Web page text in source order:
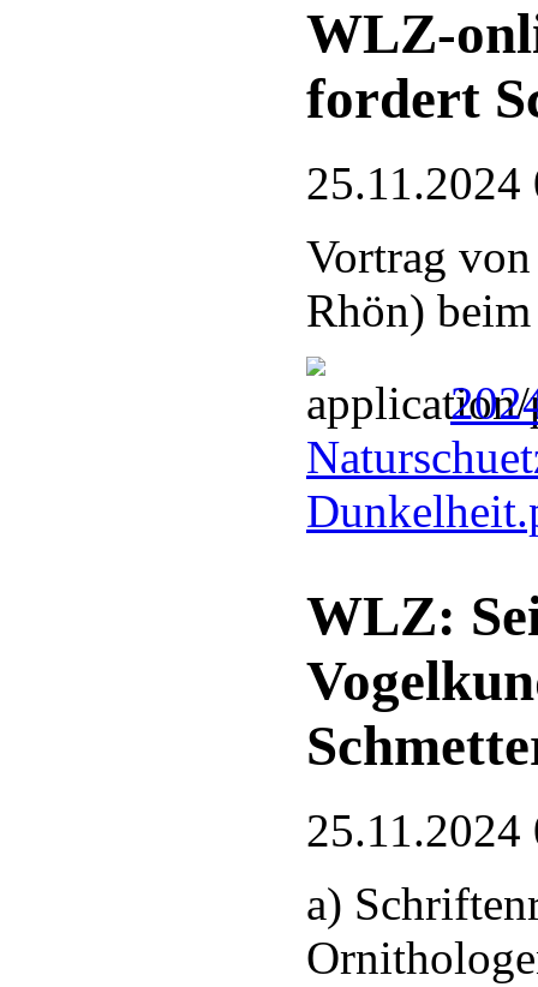
WLZ-
fordert
25.11.2024
Vortrag
Rhön)
WLZ:
25.11.2024
a)